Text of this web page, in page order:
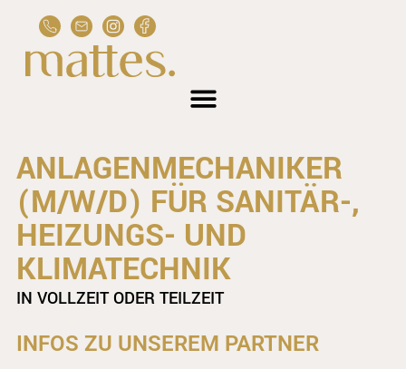
ANLAGENMECHANIKER
(M/W/D) FÜR SANITÄR-,
HEIZUNGS- UND
KLIMATECHNIK
IN VOLLZEIT ODER TEILZEIT
INFOS ZU UNSEREM PARTNER